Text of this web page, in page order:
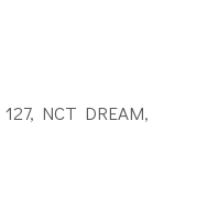
, NCT DREAM,